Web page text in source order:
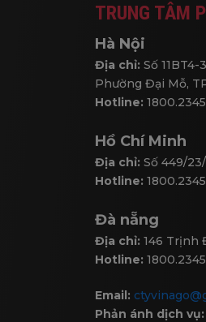
TRUNG TÂM
Hà Nội
Địa chỉ: Số
Phường Đại Mỗ,
Hotline:
Hồ Chí Minh
Địa chỉ: Số 449/
Hotline:
Đà nẵng
Địa chỉ: 146 Trịnh
Hotline:
Email:
Phản ánh dịch vụ: